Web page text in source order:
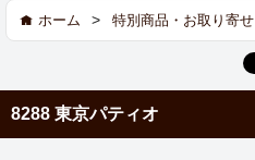
ホーム > 特別商品・お取り寄せ
8288 東京パティオ